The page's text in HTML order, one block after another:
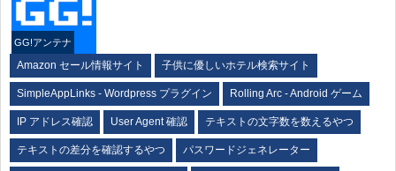
GG!アンテナ
Amazon セール情報サイト 子供に優しいホテル検索サイト
SimpleAppLinks - Wordpress プラグイン Rolling Arc - Android ゲーム
IP アドレス確認 User Agent 確認 テキストの文字数を数えるやつ
テキストの差分を確認するやつ パスワードジェネレーター